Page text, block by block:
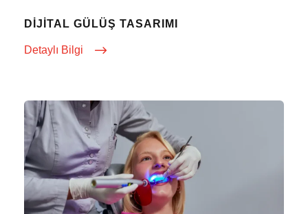
DIJITAL GÜLÜŞ TASARIMI
Detaylı Bilgi